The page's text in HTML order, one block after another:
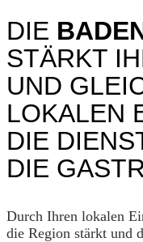
DIE
STÄRKT
UND
LOKALEN
DIE
DIE
Durch Ihren lokalen
die Region stärkt und